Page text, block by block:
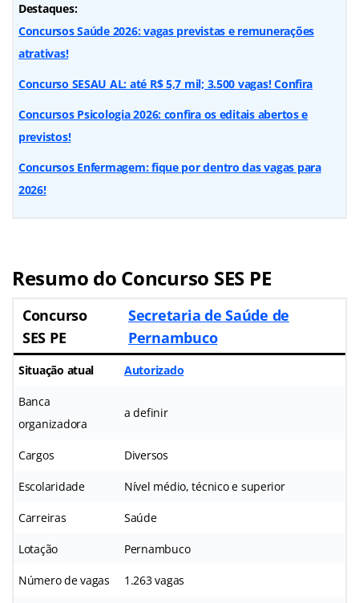
Destaques:
Concursos Saúde 2026: vagas previstas e remunerações
atrativas!
Concurso SESAU AL: até R$ 5,7 mil; 3.500 vagas! Confira
Concursos Psicologia 2026: confira os editais abertos e
previstos!
Concursos Enfermagem: fique por dentro das vagas para
2026!
Resumo do Concurso SES PE
Concurso
SES PE
Secretaria de Saúde de
Pernambuco
Situação atual Autorizado
Banca
organizadora
a definir
Cargos Diversos
Escolaridade Nível médio, técnico e superior
Carreiras Saúde
Lotação Pernambuco
Número de vagas 1.263 vagas